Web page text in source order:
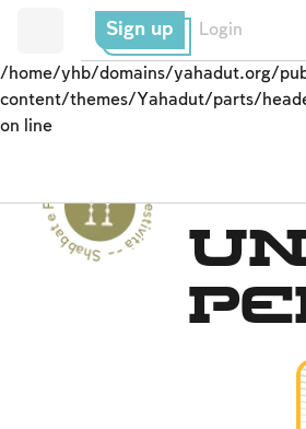
Sign up Login
/home/yhb/domains/yahadut.org/
content/themes/Yahadut/parts/
on line
Shabbat e Festività - Shabbat e Festività --